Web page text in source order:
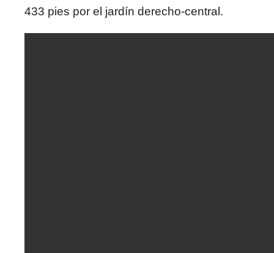
433 pies por el jardín derecho-central.